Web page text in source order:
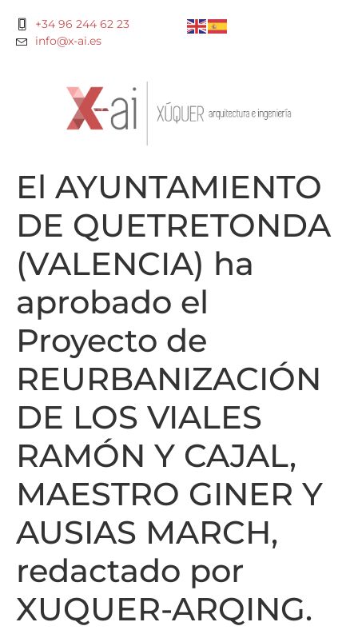
+34 96 244 62 23
info@x-ai.es
El AYUNTAMIENTO
DE QUETRETONDA
(VALENCIA) ha
aprobado el
Proyecto de
REURBANIZACIÓN
DE LOS VIALES
RAMÓN Y CAJAL,
MAESTRO GINER Y
AUSIAS MARCH,
redactado por
XUQUER-ARQING.